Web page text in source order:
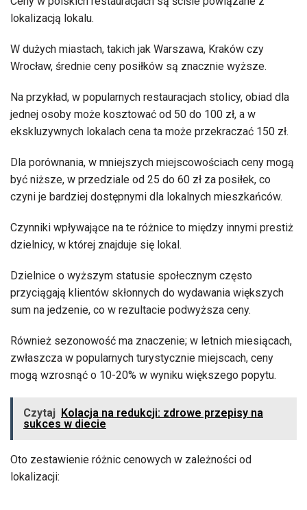
lokalizacją lokalu.
W dużych miastach, takich jak Warszawa, Kraków czy
Wrocław, średnie ceny posiłków są znacznie wyższe.
Na przykład, w popularnych restauracjach stolicy, obiad dla
jednej osoby może kosztować od 50 do 100 zł, a w
ekskluzywnych lokalach cena ta może przekraczać 150 zł.
Dla porównania, w mniejszych miejscowościach ceny mogą
być niższe, w przedziale od 25 do 60 zł za posiłek, co
czyni je bardziej dostępnymi dla lokalnych mieszkańców.
Czynniki wpływające na te różnice to między innymi prestiż
dzielnicy, w której znajduje się lokal.
Dzielnice o wyższym statusie społecznym często
przyciągają klientów skłonnych do wydawania większych
sum na jedzenie, co w rezultacie podwyższa ceny.
Również sezonowość ma znaczenie; w letnich miesiącach,
zwłaszcza w popularnych turystycznie miejscach, ceny
mogą wzrosnąć o 10-20% w wyniku większego popytu.
Czytaj Kolacja na redukcji: zdrowe przepisy na
sukces w diecie
Oto zestawienie różnic cenowych w zależności od
lokalizacji: